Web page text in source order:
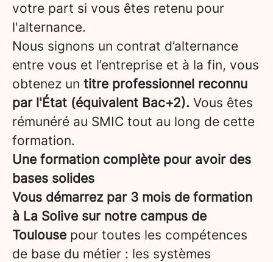
votre part si vous êtes retenu pour
l'alternance.
Nous signons un contrat d’alternance
entre vous et l’entreprise et à la fin, vous
obtenez un titre professionnel reconnu
par l'État (équivalent Bac+2). Vous êtes
rémunéré au SMIC tout au long de cette
formation.
Une formation complète pour avoir des
bases solides
Vous démarrez par 3 mois de formation
à La Solive sur notre campus de
Toulouse pour toutes les compétences
de base du métier : les systèmes